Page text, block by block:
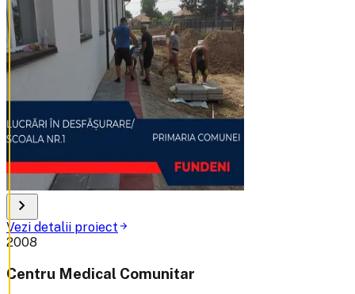
chevron_right
Vezi detalii proiectarrow_forward
2008
Centru Medical Comunitar